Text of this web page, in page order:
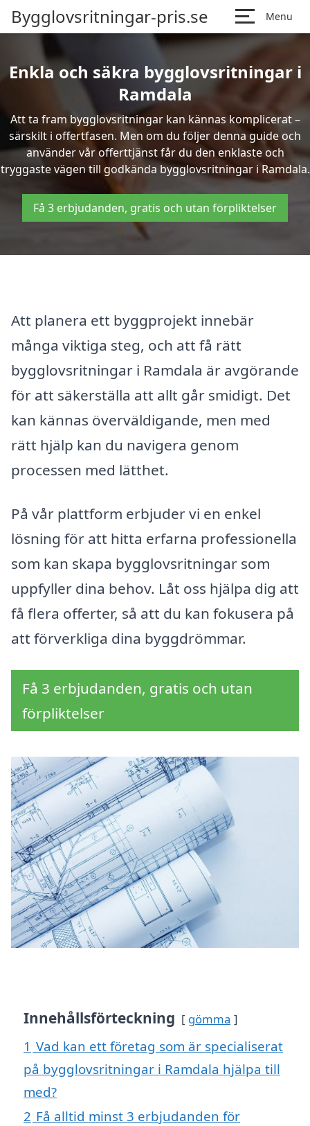
Bygglovsritningar-pris.se Menu
Enkla och säkra bygglovsritningar i
Ramdala
Att ta fram bygglovsritningar kan kännas komplicerat –
särskilt i offertfasen. Men om du följer denna guide och
använder vår offerttjänst får du den enklaste och
tryggaste vägen till godkända bygglovsritningar i Ramdala.
Få 3 erbjudanden, gratis och utan förpliktelser
Att planera ett byggprojekt innebär
många viktiga steg, och att få rätt
bygglovsritningar i Ramdala är avgörande
för att säkerställa att allt går smidigt. Det
kan kännas överväldigande, men med
rätt hjälp kan du navigera genom
processen med lätthet.
På vår plattform erbjuder vi en enkel
lösning för att hitta erfarna professionella
som kan skapa bygglovsritningar som
uppfyller dina behov. Låt oss hjälpa dig att
få flera offerter, så att du kan fokusera på
att förverkliga dina byggdrömmar.
Få 3 erbjudanden, gratis och utan
förpliktelser
Innehållsförteckning gömma
1 Vad kan ett företag som är specialiserat
på bygglovsritningar i Ramdala hjälpa till
med?
2 Få alltid minst 3 erbjudanden för